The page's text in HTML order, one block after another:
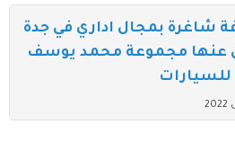
شاغرة بمجال اداري في جدة
عنها مجموعة محمد يوسف
للسيارات